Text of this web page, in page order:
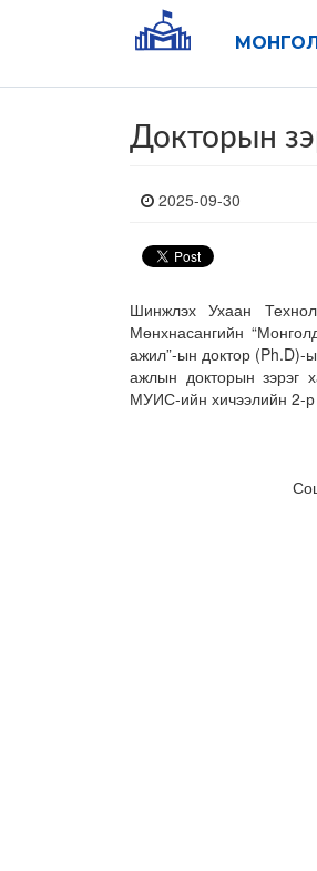
Докторын
2025-09-30
Шинжлэх Ухаан
Мөнхнасангийн
ажил”-ын доктор (Ph.D)-
ажлын докторын зэрэг
МУИС-ийн хичээлийн 2-